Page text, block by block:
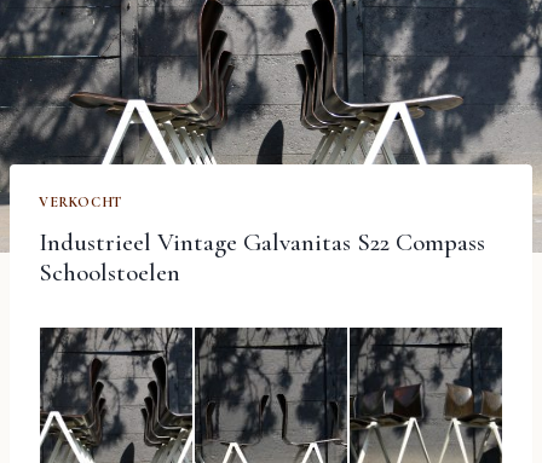
VERKOCHT
Industrieel Vintage Galvanitas S22 Compass
Schoolstoelen